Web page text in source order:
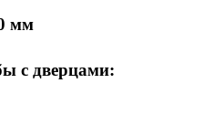
мм
с дверцами: